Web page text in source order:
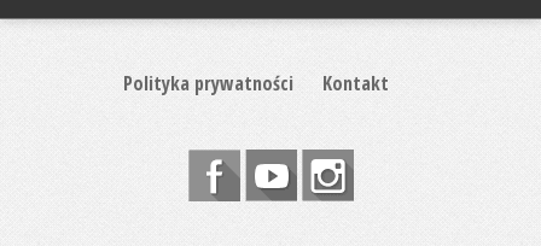
Polityka prywatności Kontakt